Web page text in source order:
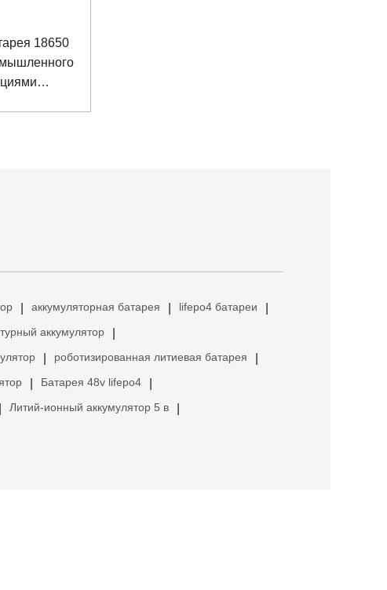
18650
аккумуляторная батарея lifepo4 батареи
аккумулятор
роботизированная литиевая батарея
Батарея 48v lifepo4
Литий-ионный аккумулятор 5 в